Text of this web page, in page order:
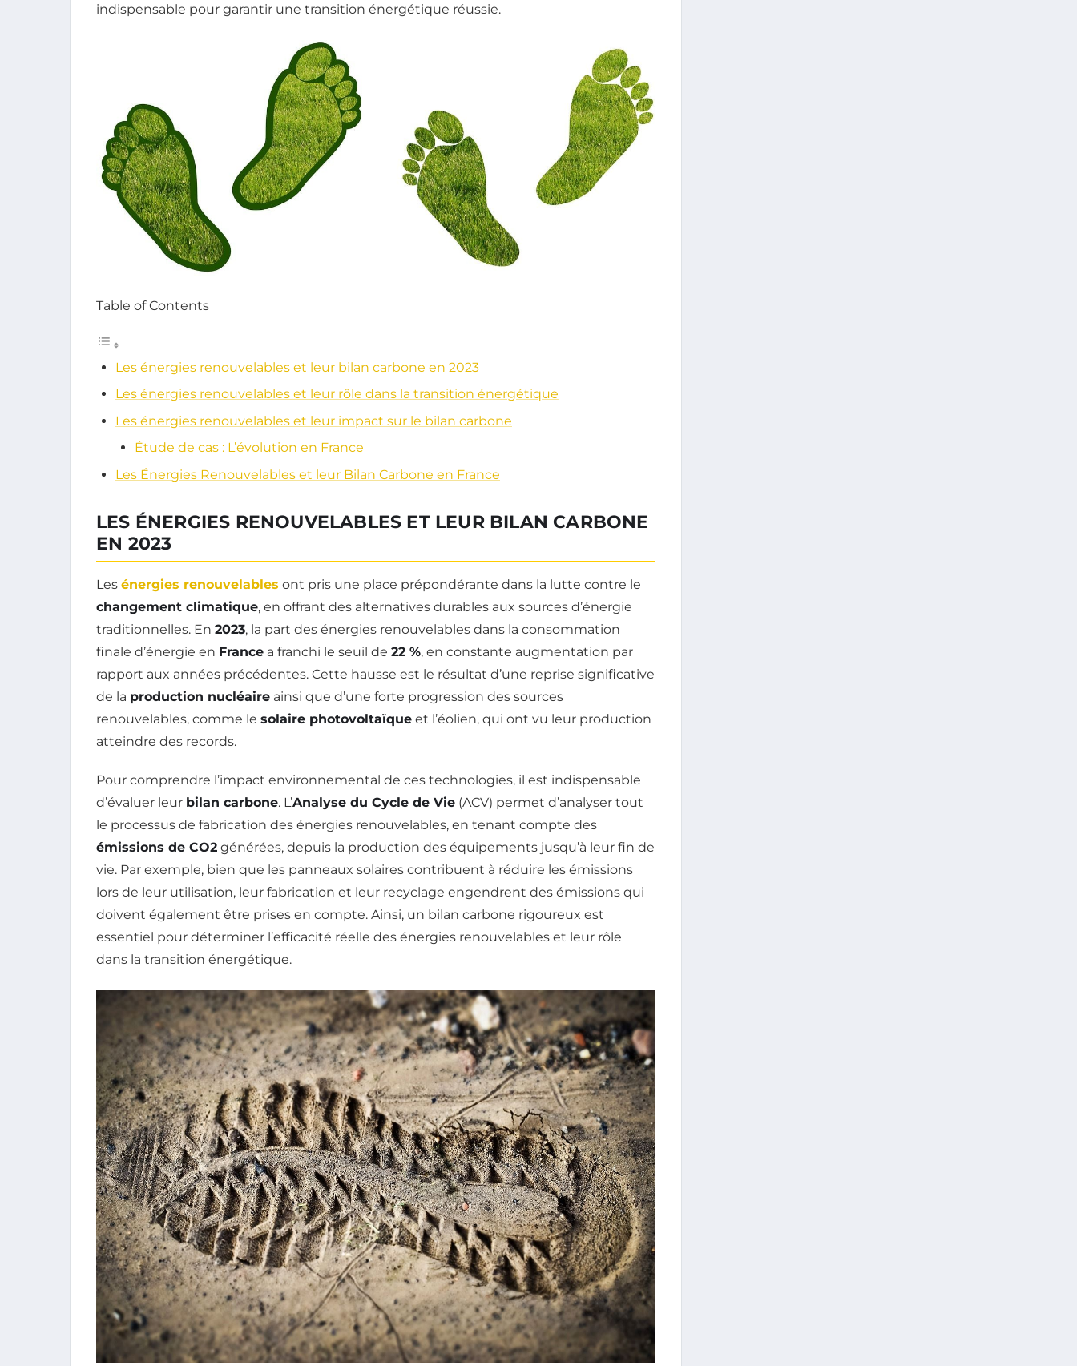
indispensable pour garantir une transition énergétique réussie.
Table of Contents
Les énergies renouvelables et leur bilan carbone en 2023
Les énergies renouvelables et leur rôle dans la transition énergétique
Les énergies renouvelables et leur impact sur le bilan carbone
Étude de cas : L’évolution en France
Les Énergies Renouvelables et leur Bilan Carbone en France
LES ÉNERGIES RENOUVELABLES ET LEUR BILAN CARBONE
EN 2023
Les énergies renouvelables ont pris une place prépondérante dans la lutte contre le
changement climatique, en offrant des alternatives durables aux sources d’énergie
traditionnelles. En 2023, la part des énergies renouvelables dans la consommation
finale d’énergie en France a franchi le seuil de 22 %, en constante augmentation par
rapport aux années précédentes. Cette hausse est le résultat d’une reprise significative
de la production nucléaire ainsi que d’une forte progression des sources
renouvelables, comme le solaire photovoltaïque et l’éolien, qui ont vu leur production
atteindre des records.
Pour comprendre l’impact environnemental de ces technologies, il est indispensable
d’évaluer leur bilan carbone. L’Analyse du Cycle de Vie (ACV) permet d’analyser tout
le processus de fabrication des énergies renouvelables, en tenant compte des
émissions de CO2 générées, depuis la production des équipements jusqu’à leur fin de
vie. Par exemple, bien que les panneaux solaires contribuent à réduire les émissions
lors de leur utilisation, leur fabrication et leur recyclage engendrent des émissions qui
doivent également être prises en compte. Ainsi, un bilan carbone rigoureux est
essentiel pour déterminer l’efficacité réelle des énergies renouvelables et leur rôle
dans la transition énergétique.